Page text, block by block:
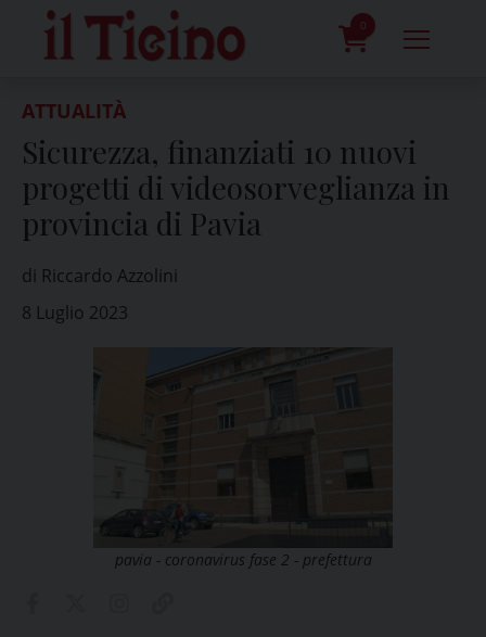
content
0
ATTUALITÀ
Sicurezza, finanziati 10 nuovi
progetti di videosorveglianza in
provincia di Pavia
di Riccardo Azzolini
8 Luglio 2023
pavia - coronavirus fase 2 - prefettura